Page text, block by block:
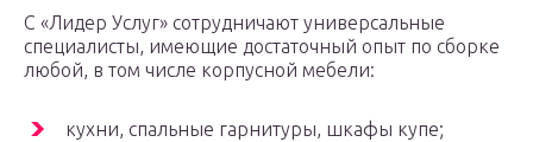
С «Лидер Услуг» сотрудничают универсальные
специалисты, имеющие достаточный опыт по сборке
любой, в том числе корпусной мебели:
кухни, спальные гарнитуры, шкафы купе;